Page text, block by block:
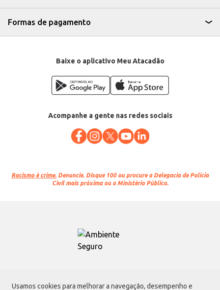
Usamos cookies para melhorar a navegação, desempenho e
Formas de pagamento
Baixe o aplicativo Meu Atacadão
Acompanhe a gente nas redes sociais
Racismo é crime. Denuncie. Disque 100 ou procure a Delegacia de Polícia
Civil mais próxima ou o Ministério Público.
Atacadão S.A.